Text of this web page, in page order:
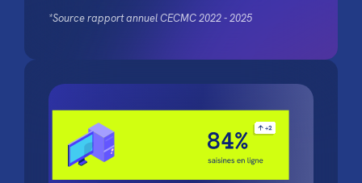
*Source rapport annuel CECMC 2022 - 2025